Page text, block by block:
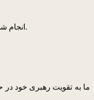
انجام شد و نخستین نمونه ارتباط صوتی بدون وقفه در سطح مکالمه واقعی هنگام جابه‌جایی میان شبکه‌های زمینی و غیرزمینی بود.